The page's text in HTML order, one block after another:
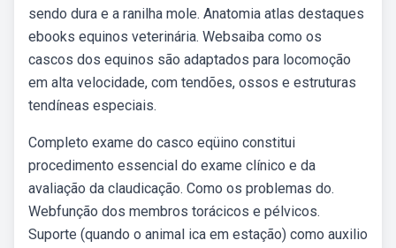
sendo dura e a ranilha mole. Anatomia atlas destaques
ebooks equinos veterinária. Websaiba como os
cascos dos equinos são adaptados para locomoção
em alta velocidade, com tendões, ossos e estruturas
tendíneas especiais.
Completo exame do casco eqüino constitui
procedimento essencial do exame clínico e da
avaliação da claudicação. Como os problemas do.
Webfunção dos membros torácicos e pélvicos.
Suporte (quando o animal ica em estação) como auxilio